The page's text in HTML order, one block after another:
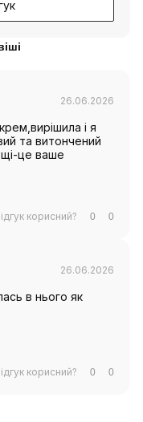
26.06.2026
і я
та витончений
це ваше
корисний? 0 0
26.06.2026
в нього як
корисний? 0 0